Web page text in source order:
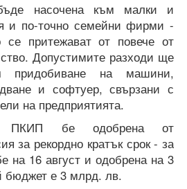
насочена към малки и
и по-точно семейни фирми -
се притежават от повече от
Допустимите разходи ще
придобиване на машини,
и софтуер, свързани с
на предприятията.
ПКИП бе одобрена от
за рекордно кратък срок - за
на 16 август и одобрена на 3
бюджет е 3 млрд. лв.